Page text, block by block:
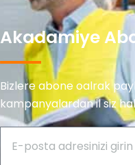
Akadamiye
Bizlere abone oalrak
kampanyalardan il siz